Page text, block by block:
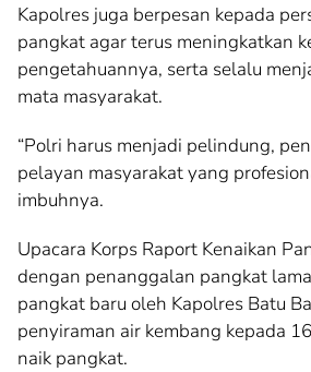
Kapolres juga berpesan kepada
pangkat agar terus meningkatkan
pengetahuannya, serta selalu
mata masyarakat.
“Polri harus menjadi pelindung,
pelayan masyarakat yang
imbuhnya.
Upacara Korps Raport Kenaikan
dengan penanggalan pangkat
pangkat baru oleh Kapolres Batu
penyiraman air kembang kepada
naik pangkat.